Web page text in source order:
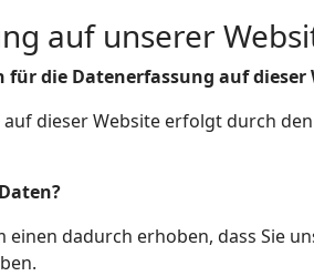
auf unserer
die Datenerfassung auf dieser
dieser Website erfolgt durch
dadurch erhoben, dass Sie